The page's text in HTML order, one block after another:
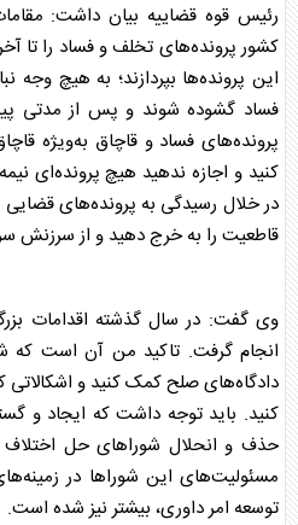
رئیس قوه قضاییهبیان داشت:
کشور پرونده‌های تخلف و فساد را تا
این پرونده‌ها بپردازند؛ به هیچ وجه
فساد گشوده شوند و پس از مدتی
پرونده‌های فساد و قاچاق به‌ویژه
کنید و اجازه ندهید هیچ پرونده‌ای
در خلال رسیدگی به پرونده‌های
قاطعیت را به خرج دهید و از سرزنش
وی گفت: در سال گذشته اقدامات
انجام گرفت. تاکید من آن است که
دادگاه‌های صلح کمک کنید و اشکالاتی
کنید. باید توجه داشت که ایجاد و
حذف و انحلال شورا‌های حل
مسئولیت‌های این شورا‌ها در
توسعه امر داوری، بیشتر نیز شده است.